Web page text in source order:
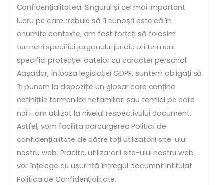
Confidențialitatea. Singurul și cel mai important
lucru pe care trebuie să îl cunoști este că în
anumite contexte, am fost forțați să folosim
termeni specifici jargonului juridic ori termeni
specifici protecției datelor cu caracter personal.
Aașadar, în baza legislației GDPR, suntem obligați să
îți punem la dispoziție un glosar care conține
definițiile termenilor nefamiliari sau tehnici pe care
noi i-am utilizat la nivelul respectivului document.
Astfel, vom facilita parcurgerea Politicii de
confidențialitate de către toți utilizatorii site-ului
nostru web. Pracitc, utilizatorii site-ului nostru web
vor înțelege cu ușurință întregul documnt intitulat
Politica de Confidențialitate.